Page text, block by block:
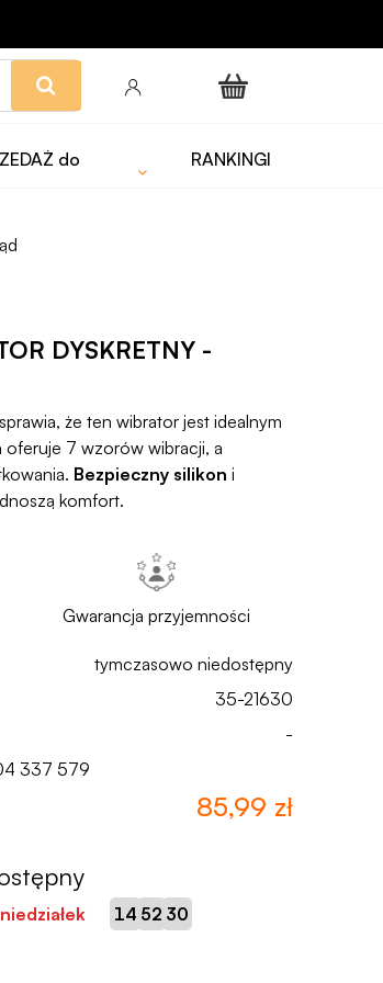
do
RANKINGI
DYSKRETNY -
sprawia, że ten wibrator jest idealnym
oferuje 7 wzorów wibracji, a
Bezpieczny silikon i
komfort.
Gwarancja przyjemności
tymczasowo niedostępny
35-21630
-
337 579
85,99 zł
14: 52: 29